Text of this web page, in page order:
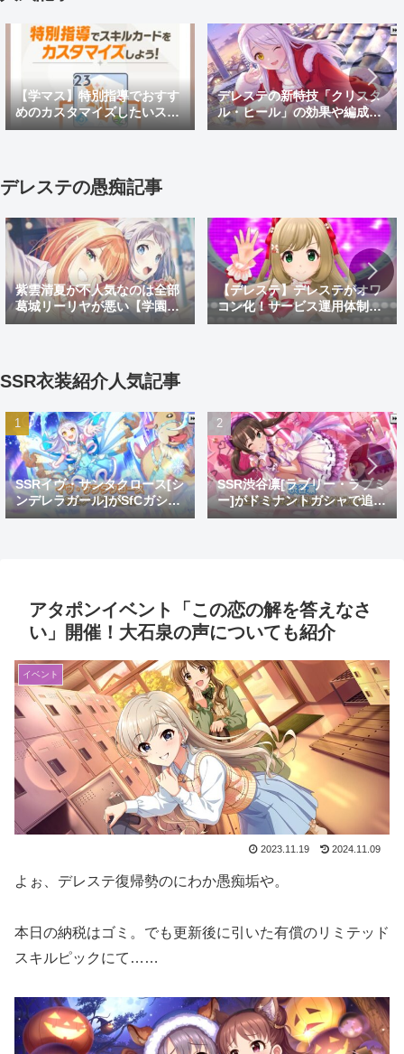
【学マス】特別指導でおすす
めのカスタマイズしたいスキ
ルカードと効果を紹介！
デレステの新特技「クリスタ
ル・ヒール」の効果や編成例
を解説！放置編成への組み込
デレステの愚痴記事
紫雲清夏が不人気なのは全部
葛城リーリヤが悪い【学園ア
イドルマスター】
【デレステ】デレステがオワ
コン化！サービス運用体制変
更でサ終秒読み開始！デレス
SSR衣装紹介人気記事
SSRイヴ・サンタクロース[シ
ンデレラガール]がSfCガシャ
で登場！おめでとうイヴ。大
SSR渋谷凛[ラブリー・ラブミ
ー]がドミナントガシャで追
加！蒼を捨てし8周目先発ゴ
アタポンイベント「この恋の解を答えなさ
い」開催！大石泉の声についても紹介
イベント
2023.11.19 2024.11.09
よぉ、デレステ復帰勢のにわか愚痴垢や。
本日の納税はゴミ。でも更新後に引いた有償のリミテッド
スキルピックにて……